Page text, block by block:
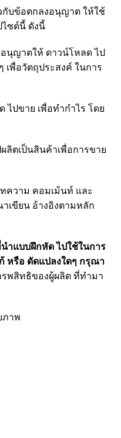
กับข้อตกลงอนุญาต ให้ใช้
ไซต์นี้ ดังนี้
นุญาตให้ ดาวน์โหลด ไป
เพื่อวัตถุประสงค์ ในการ
ปขาย เพื่อทำกำไร โดย
ลิตเป็นสินค้าเพื่อการขาย
ความ คอมเม้นท์ และ
เขียน อ้างอิงตามหลัก
ำแบบฝึกหัด ไปใช้ในการ
หรือ ดัดแปลงใดๆ กรุณา
รพสิทธิของผู้ผลิต ที่ทำมา
ภาพ